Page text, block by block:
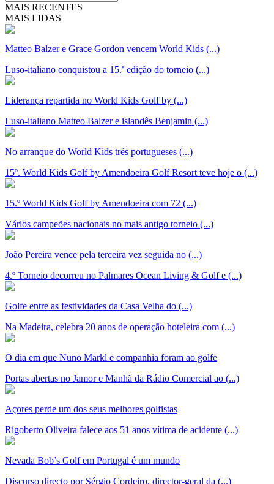
MAIS RECENTES
MAIS LIDAS
Matteo Balzer e Grace Gordon vencem World Kids (...)
Luso-italiano conquistou a 15.ª edição do torneio (...)
Liderança repartida no World Kids Golf by (...)
Luso-italiano Matteo Balzer e islandês Benjamin (...)
No arranque do World Kids três portugueses (...)
15º. World Kids Golf by Amendoeira Golf Resort teve hoje o (...)
15.º World Kids Golf by Amendoeira com 72 (...)
Vários campeões nacionais no mais antigo torneio (...)
João Pereira vence pela terceira vez seguida no (...)
4.º Torneio decorreu no Palmares Ocean Living & Golf e (...)
Golfe entre as festividades da Casa Velha do (...)
Na Madeira, celebra 20 anos de operação hoteleira com (...)
O dia em que Nuno Markl e companhia foram ao golfe
Portas abertas no Jamor e Manhã da Rádio Comercial ao (...)
Açores perde um dos seus melhores golfistas
Rigoberto Oliveira falece aos 51 anos vítima de acidente (...)
Nevada Bob’s Golf em Portugal é um mundo
Discurso directo por Sérgio Cordeiro, director-geral da (...)